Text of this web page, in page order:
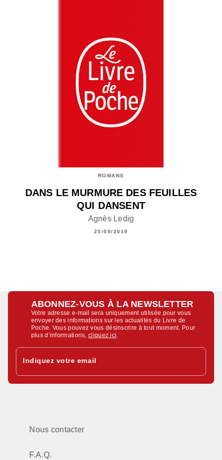
ROMANS
DANS LE MURMURE DES FEUILLES
QUI DANSENT
Agnès Ledig
25/09/2019
ABONNEZ-VOUS À LA NEWSLETTER
Votre adresse e-mail sera uniquement utilisée pour vous
envoyer des informations sur les actualités du Livre de
Poche. Vous pouvez vous désinscrire à tout moment. Pour
plus d’informations,cliquez ici.
Indiquez votre email
Nous contacter
F.A.Q.